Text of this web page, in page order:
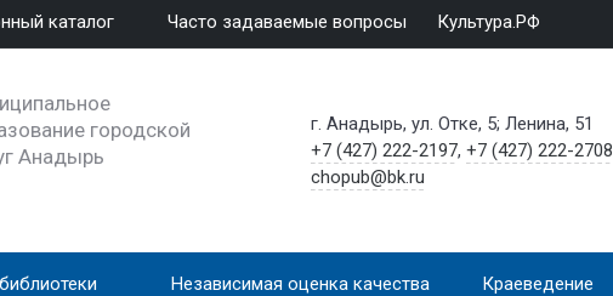
каталог Часто задаваемые вопросы Культура.РФ
городской
Анадырь
г. Анадырь, ул. Отке, 5; Ленина, 51
+7 (427) 222-2197,+7 (427) 222-2708
chopub@bk.ru
Независимая оценка качества Краеведение